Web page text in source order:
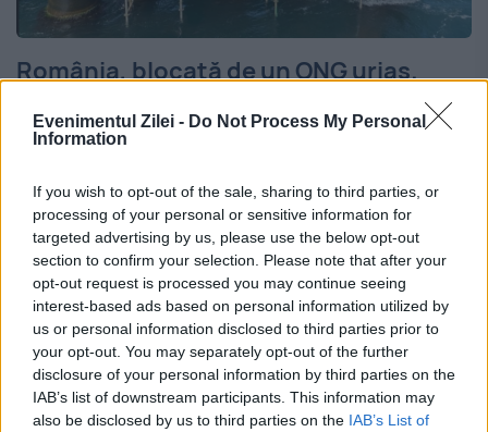
Evenimentul Zilei - Do Not Process My Personal
Information
If you wish to opt-out of the sale, sharing to third parties, or
processing of your personal or sensitive information for
targeted advertising by us, please use the below opt-out
section to confirm your selection. Please note that after your
opt-out request is processed you may continue seeing
interest-based ads based on personal information utilized by
us or personal information disclosed to third parties prior to
your opt-out. You may separately opt-out of the further
disclosure of your personal information by third parties on the
IAB’s list of downstream participants. This information may
also be disclosed by us to third parties on the IAB’s List of
România, blocată de un ONG uriaș.
bogățiile
Greenpeace, cea mai mare organizație de
mediu, critică Ministerul Mediului pentru
neglijarea îngrijorărilor oamenilor și pentru
emiterea unui acord de mediu pentru
proiectul Neptun Deep. Peste 11.000 de
persoane au...